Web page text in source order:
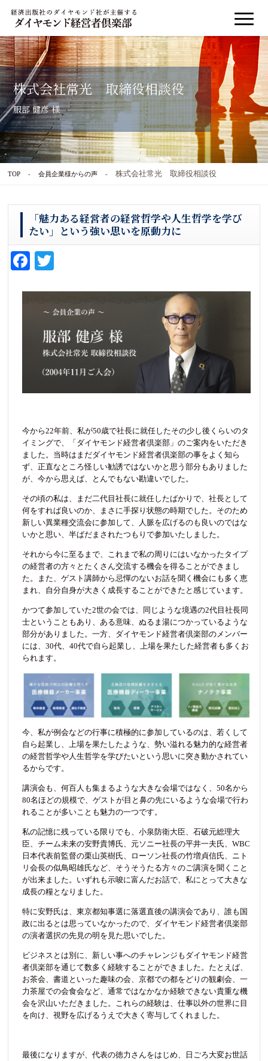
株式会社常光 取締役相談役
服部 健彦 様
TOP 会員企業様からの声 株式会社常光 取締役相談役
「魅力ある経営者の経営哲学や人生哲学を学び
たい」という強い思いを原動力に
Fa
ok r
今から22年前、私が50歳で社長に就任したその少し後くらいのタ
イミングで、「ダイヤモンド経営者倶楽部」のご案内をいただき
ました。当時はまだダイヤモンド経営者倶楽部の事をよく知ら
ず、正直なところ怪しい勧誘ではないかと思う部分もありました
が、今から思えば、とんでもない勘違いでした。
その頃の私は、まだ二代目社長に就任したばかりで、社長として
何をすれば良いのか、まさに手探り状態の時期でした。そのため
新しい異業種交流会に参加して、人脈を広げるのも良いのではな
いかと思い、半ばだまされたつもりで参加いたしました。
それから今に至るまで、これまで私の周りにはいなかったタイプ
の経営者の方々とたくさん交流する機会を得ることができまし
た。また、ゲスト講師から忌憚のないお話を聞く機会にも多く恵
まれ、自分自身が大きく成長することができたと感じています。
かつて参加していた2世の会では、同じような境遇の2代目社長同
士ということもあり、ある意味、ぬるま湯につかっているような
部分がありました。一方、ダイヤモンド経営者倶楽部のメンバー
には、30代、40代で自ら起業し、上場を果たした経営者も多くお
られます。
今、私が例会などの行事に積極的に参加しているのは、若くして
自ら起業し、上場を果たしたような、勢い溢れる魅力的な経営者
の経営哲学や人生哲学を学びたいという思いに突き動かされてい
るからです。
講演会も、何百人も集まるような大きな会場ではなく、50名から
80名ほどの規模で、ゲストが目と鼻の先にいるような会場で行わ
れることが多いことも魅力の一つです。
私の記憶に残っている限りでも、小泉防衛大臣、石破元総理大
臣、チーム未来の安野貴博氏、元ソニー社長の平井一夫氏、WBC
日本代表前監督の栗山英樹氏、ローソン社長の竹増貞信氏、ニト
リ会長の似鳥昭雄氏など、そうそうたる方々のご講演を聞くこと
が出来ました。いずれも示唆に富んだお話で、私にとって大きな
成長の糧となりました。
特に安野氏は、東京都知事選に落選直後の講演会であり、誰も国
政に出るとは思っていなかったので、ダイヤモンド経営者倶楽部
の演者選択の先見の明を見た思いでした。
ビジネスとは別に、新しい事へのチャレンジもダイヤモンド経営
者倶楽部を通じて数多く経験することができました。たとえば、
お茶会、書道といった趣味の会、京都での都をどりの観劇会、一
力茶屋での会食会など、通常ではなかなか経験できない貴重な機
会を沢山いただきました。これらの経験は、仕事以外の世界に目
を向け、視野を広げるうえで大きく寄与してくれました。
最後になりますが、代表の徳力さんをはじめ、日ごろ大変お世話